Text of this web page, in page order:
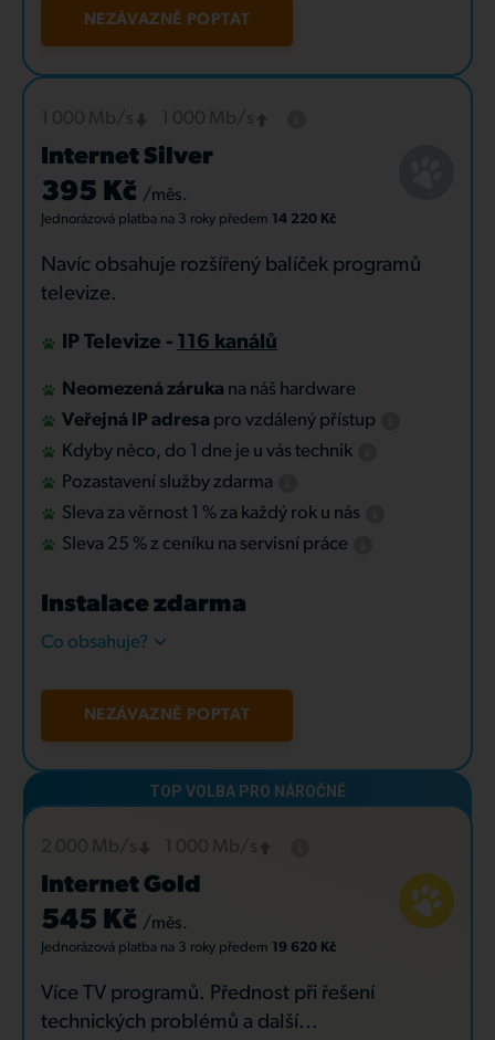
NEZÁVAZNĚ POPTAT
Internet Silver
395 Kč /měs.
Jednorázová platba na 3 roky předem 14 220 Kč
Navíc obsahuje rozšířený balíček programů
televize.
IP Televize - 116 kanálů
Neomezená záruka na náš hardware
Veřejná IP adresa pro vzdálený přístup
Kdyby něco, do 1 dne je u vás technik
Pozastavení služby zdarma
Sleva za věrnost 1 % za každý rok u nás
Sleva 25 % z ceníku na servisní práce
Instalace zdarma
Co obsahuje?
NEZÁVAZNĚ POPTAT
Internet Gold
545 Kč /měs.
Jednorázová platba na 3 roky předem 19 620 Kč
Více TV programů. Přednost při řešení
technických problémů a další...